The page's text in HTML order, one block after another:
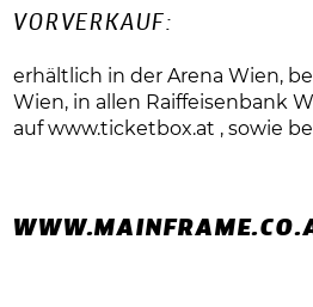
VORVERKAUF:
erhältlich in der Arena Wien,
Wien, in allen Raiffeisenbank
aufwww.ticketbox.at , sowie